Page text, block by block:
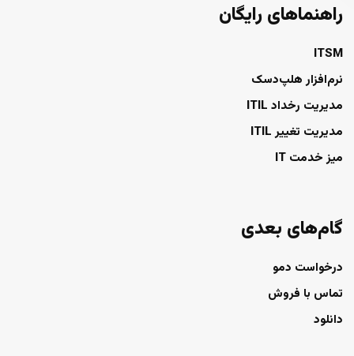
راهنماهای رایگان
ITSM
نرم‌افزار هلپ‌دسک
مدیریت رخداد ITIL
مدیریت تغییر ITIL
میز خدمت IT
گام‌های بعدی
درخواست دمو
تماس با فروش
دانلود